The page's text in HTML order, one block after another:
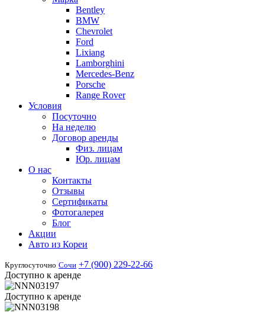
Bentley
BMW
Chevrolet
Ford
Lixiang
Lamborghini
Mercedes-Benz
Porsche
Range Rover
Условия
Посуточно
На неделю
Договор аренды
Физ. лицам
Юр. лицам
О нас
Контакты
Отзывы
Сертификаты
Фотогалерея
Блог
Акции
Авто из Кореи
Круглосуточно Сочи +7 (900) 229-22-66
Доступно к аренде
Доступно к аренде